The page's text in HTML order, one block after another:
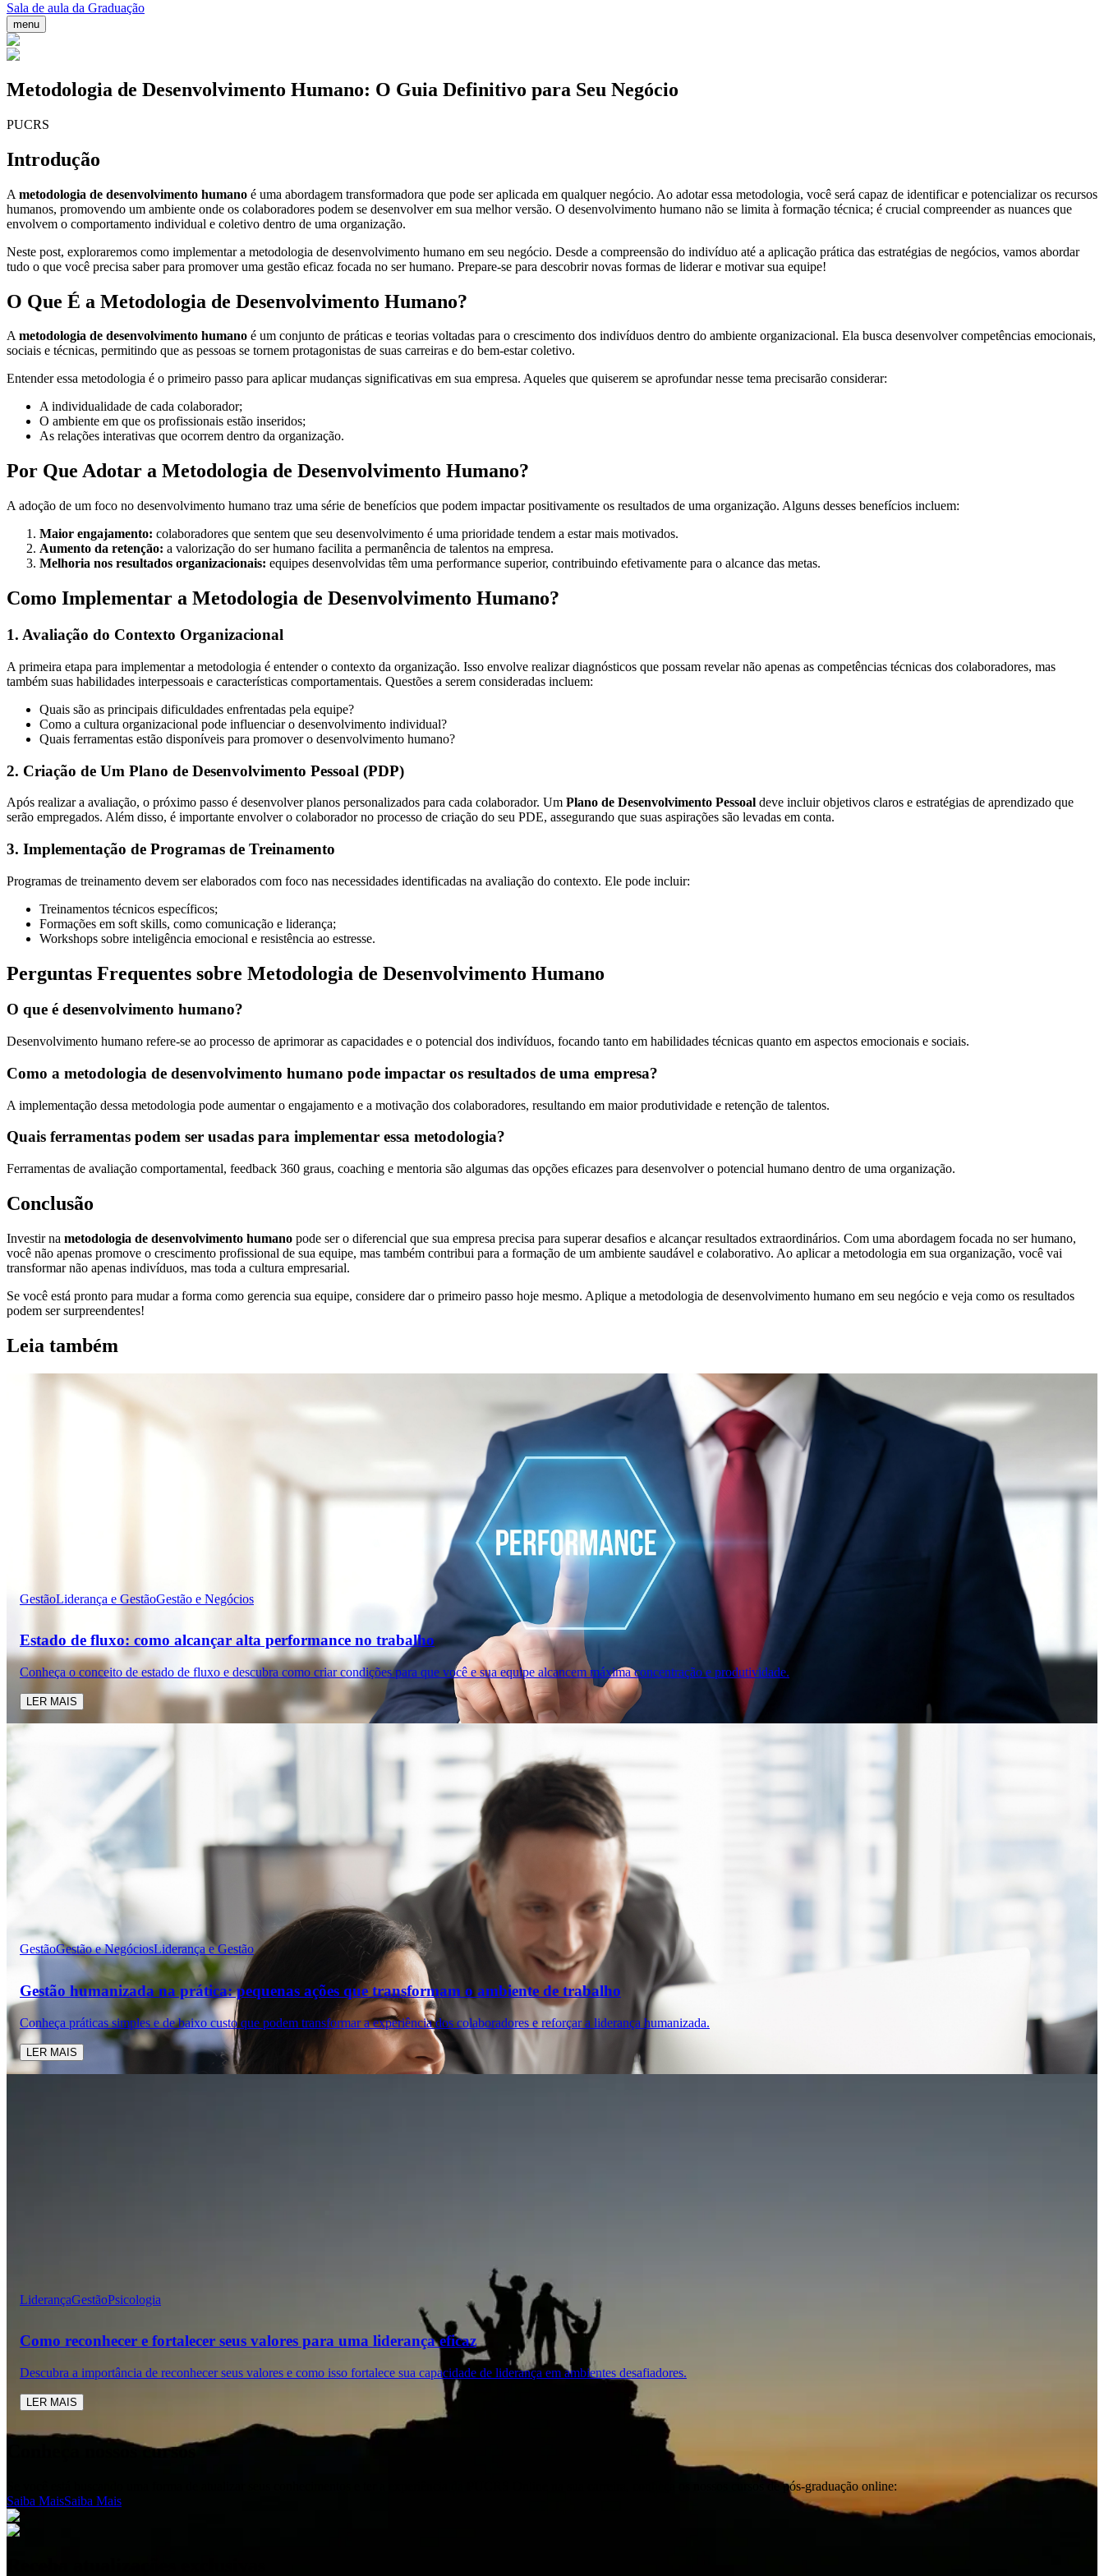
Sala de aula da Graduação
menu
Metodologia de Desenvolvimento Humano: O Guia Definitivo para Seu Negócio
PUCRS
Introdução
A metodologia de desenvolvimento humano é uma abordagem transformadora que pode ser aplicada em qualquer negócio. Ao adotar essa metodologia, você será capaz de identificar e potencializar os recursos
humanos, promovendo um ambiente onde os colaboradores podem se desenvolver em sua melhor versão. O desenvolvimento humano não se limita à formação técnica; é crucial compreender as nuances que
envolvem o comportamento individual e coletivo dentro de uma organização.
Neste post, exploraremos como implementar a metodologia de desenvolvimento humano em seu negócio. Desde a compreensão do indivíduo até a aplicação prática das estratégias de negócios, vamos abordar
tudo o que você precisa saber para promover uma gestão eficaz focada no ser humano. Prepare-se para descobrir novas formas de liderar e motivar sua equipe!
O Que É a Metodologia de Desenvolvimento Humano?
Ametodologia de desenvolvimento humano é um conjunto de práticas e teorias voltadas para o crescimento dos indivíduos dentro do ambiente organizacional. Ela busca desenvolver competências emocionais,
sociais e técnicas, permitindo que as pessoas se tornem protagonistas de suas carreiras e do bem-estar coletivo.
Entender essa metodologia é o primeiro passo para aplicar mudanças significativas em sua empresa. Aqueles que quiserem se aprofundar nesse tema precisarão considerar:
A individualidade de cada colaborador;
O ambiente em que os profissionais estão inseridos;
As relações interativas que ocorrem dentro da organização.
Por Que Adotar a Metodologia de Desenvolvimento Humano?
A adoção de um foco no desenvolvimento humano traz uma série de benefícios que podem impactar positivamente os resultados de uma organização. Alguns desses benefícios incluem:
Maior engajamento: colaboradores que sentem que seu desenvolvimento é uma prioridade tendem a estar mais motivados.
Aumento da retenção: a valorização do ser humano facilita a permanência de talentos na empresa.
Melhoria nos resultados organizacionais: equipes desenvolvidas têm uma performance superior, contribuindo efetivamente para o alcance das metas.
Como Implementar a Metodologia de Desenvolvimento Humano?
1. Avaliação do Contexto Organizacional
A primeira etapa para implementar a metodologia é entender o contexto da organização. Isso envolve realizar diagnósticos que possam revelar não apenas as competências técnicas dos colaboradores, mas
também suas habilidades interpessoais e características comportamentais. Questões a serem consideradas incluem:
Quais são as principais dificuldades enfrentadas pela equipe?
Como a cultura organizacional pode influenciar o desenvolvimento individual?
Quais ferramentas estão disponíveis para promover o desenvolvimento humano?
2. Criação de Um Plano de Desenvolvimento Pessoal (PDP)
Após realizar a avaliação, o próximo passo é desenvolver planos personalizados para cada colaborador. Um Plano de Desenvolvimento Pessoal deve incluir objetivos claros e estratégias de aprendizado que
serão empregados. Além disso, é importante envolver o colaborador no processo de criação do seu PDE, assegurando que suas aspirações são levadas em conta.
3. Implementação de Programas de Treinamento
Programas de treinamento devem ser elaborados com foco nas necessidades identificadas na avaliação do contexto. Ele pode incluir:
Treinamentos técnicos específicos;
Formações em soft skills, como comunicação e liderança;
Workshops sobre inteligência emocional e resistência ao estresse.
Perguntas Frequentes sobre Metodologia de Desenvolvimento Humano
O que é desenvolvimento humano?
Desenvolvimento humano refere-se ao processo de aprimorar as capacidades e o potencial dos indivíduos, focando tanto em habilidades técnicas quanto em aspectos emocionais e sociais.
Como a metodologia de desenvolvimento humano pode impactar os resultados de uma empresa?
A implementação dessa metodologia pode aumentar o engajamento e a motivação dos colaboradores, resultando em maior produtividade e retenção de talentos.
Quais ferramentas podem ser usadas para implementar essa metodologia?
Ferramentas de avaliação comportamental, feedback 360 graus, coaching e mentoria são algumas das opções eficazes para desenvolver o potencial humano dentro de uma organização.
Conclusão
Investir na metodologia de desenvolvimento humano pode ser o diferencial que sua empresa precisa para superar desafios e alcançar resultados extraordinários. Com uma abordagem focada no ser humano,
você não apenas promove o crescimento profissional de sua equipe, mas também contribui para a formação de um ambiente saudável e colaborativo. Ao aplicar a metodologia em sua organização, você vai
transformar não apenas indivíduos, mas toda a cultura empresarial.
Se você está pronto para mudar a forma como gerencia sua equipe, considere dar o primeiro passo hoje mesmo. Aplique a metodologia de desenvolvimento humano em seu negócio e veja como os resultados
podem ser surpreendentes!
Leia também
GestãoLiderança e GestãoGestão e Negócios
Estado de fluxo: como alcançar alta performance no trabalho
Conheça o conceito de estado de fluxo e descubra como criar condições para que você e sua equipe alcancem máxima concentração e produtividade.
LER MAIS
GestãoGestão e NegóciosLiderança e Gestão
Gestão humanizada na prática: pequenas ações que transformam o ambiente de trabalho
Conheça práticas simples e de baixo custo que podem transformar a experiência dos colaboradores e reforçar a liderança humanizada.
LER MAIS
LiderançaGestãoPsicologia
Como reconhecer e fortalecer seus valores para uma liderança eficaz
Descubra a importância de reconhecer seus valores e como isso fortalece sua capacidade de liderança em ambientes desafiadores.
LER MAIS
Conheça nossos cursos
Se você está buscando uma forma de atualizar seus conhecimentos e ter a experiência da PUCRS Online na sua carreira, conheça os nossos cursos de pós-graduação online:
Saiba MaisSaiba Mais